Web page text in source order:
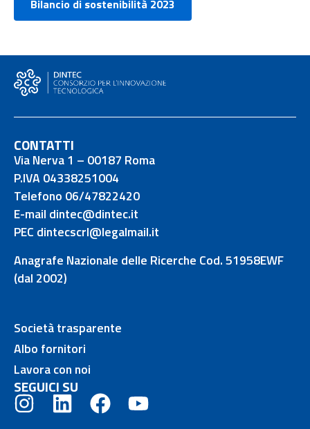
Bilancio di sostenibilità 2023
CONTATTI
Via Nerva 1 – 00187 Roma
P.IVA 04338251004
Telefono 06/47822420
E-mail dintec@dintec.it
PEC dintecscrl@legalmail.it
Anagrafe Nazionale delle Ricerche Cod. 51958EWF
(dal 2002)
Società trasparente
Albo fornitori
Lavora con noi
SEGUICI SU